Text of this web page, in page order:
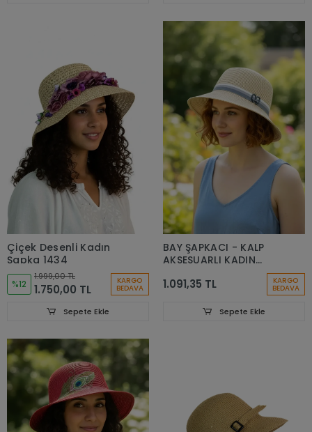
Çiçek Desenli Kadın
Şapka 1434
%12
1.999,00 TL
1.750,00 TL
KARGO
BEDAVA
Sepete Ekle
BAY ŞAPKACI - KALP
AKSESUARLI KADIN
1.091,35 TL KARGO
BEDAVA
Sepete Ekle